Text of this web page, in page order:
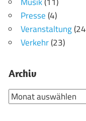
Presse(4)
Veranstaltung
Verkehr(23)
Archiv
Archiv